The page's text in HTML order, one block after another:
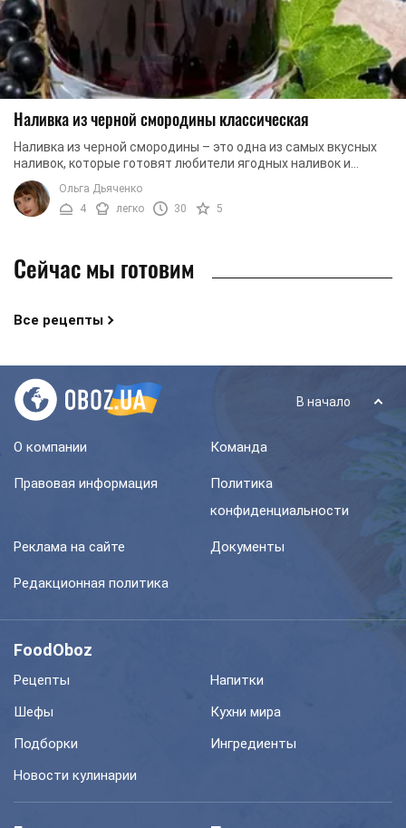
Наливка из черной смородины классическая
Наливка из черной смородины – это одна из самых вкусных
наливок, которые готовят любители ягодных наливок и
настоек. Как правило, готовить такую ...
Ольга Дьяченко
4
легко 30 5
Сейчас мы готовим
Все рецепты
В начало
О компании Команда
Правовая информация
Политика
конфиденциальности
Реклама на сайте Документы
Редакционная политика
FoodOboz
Рецепты
Напитки
Шефы
Кухни мира
Подборки
Ингредиенты
Новости кулинарии